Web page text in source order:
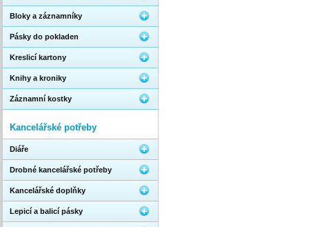
Bloky a záznamníky
Pásky do pokladen
Kreslicí kartony
Knihy a kroniky
Záznamní kostky
Kancelářské potřeby
Diáře
Drobné kancelářské potřeby
Kancelářské doplňky
Lepicí a balicí pásky